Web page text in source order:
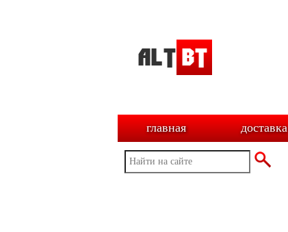
главная доставка